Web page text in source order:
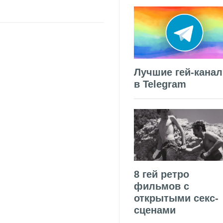
Лучшие гей-
в Telegram
8 гей ретро
фильмов с
открытыми секс-
сценами